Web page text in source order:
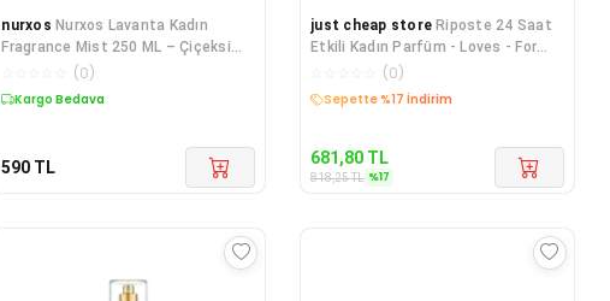
nurxos Nurxos Lavanta Kadın
Fragrance Mist 250 ML – Çiçeksi
Odunsu Parfü
(0)
Kargo Bedava
590 TL
just cheap store Riposte 24 Saat
Etkili Kadın Parfüm - Loves - For
Women 90 Ml
(0)
Sepette %17 İndirim
681,80 TL
818,25TL %17